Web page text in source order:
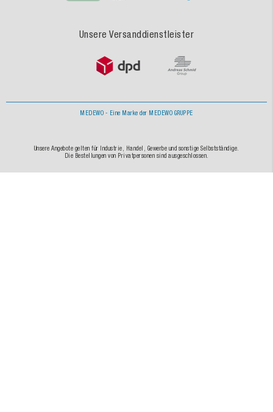
Unsere Versanddienstleister
MEDEWO - Eine Marke der MEDEWO GRUPPE
Unsere Angebote gelten für Industrie, Handel, Gewerbe und sonstige Selbstständige.
Die Bestellungen von Privatpersonen sind ausgeschlossen.